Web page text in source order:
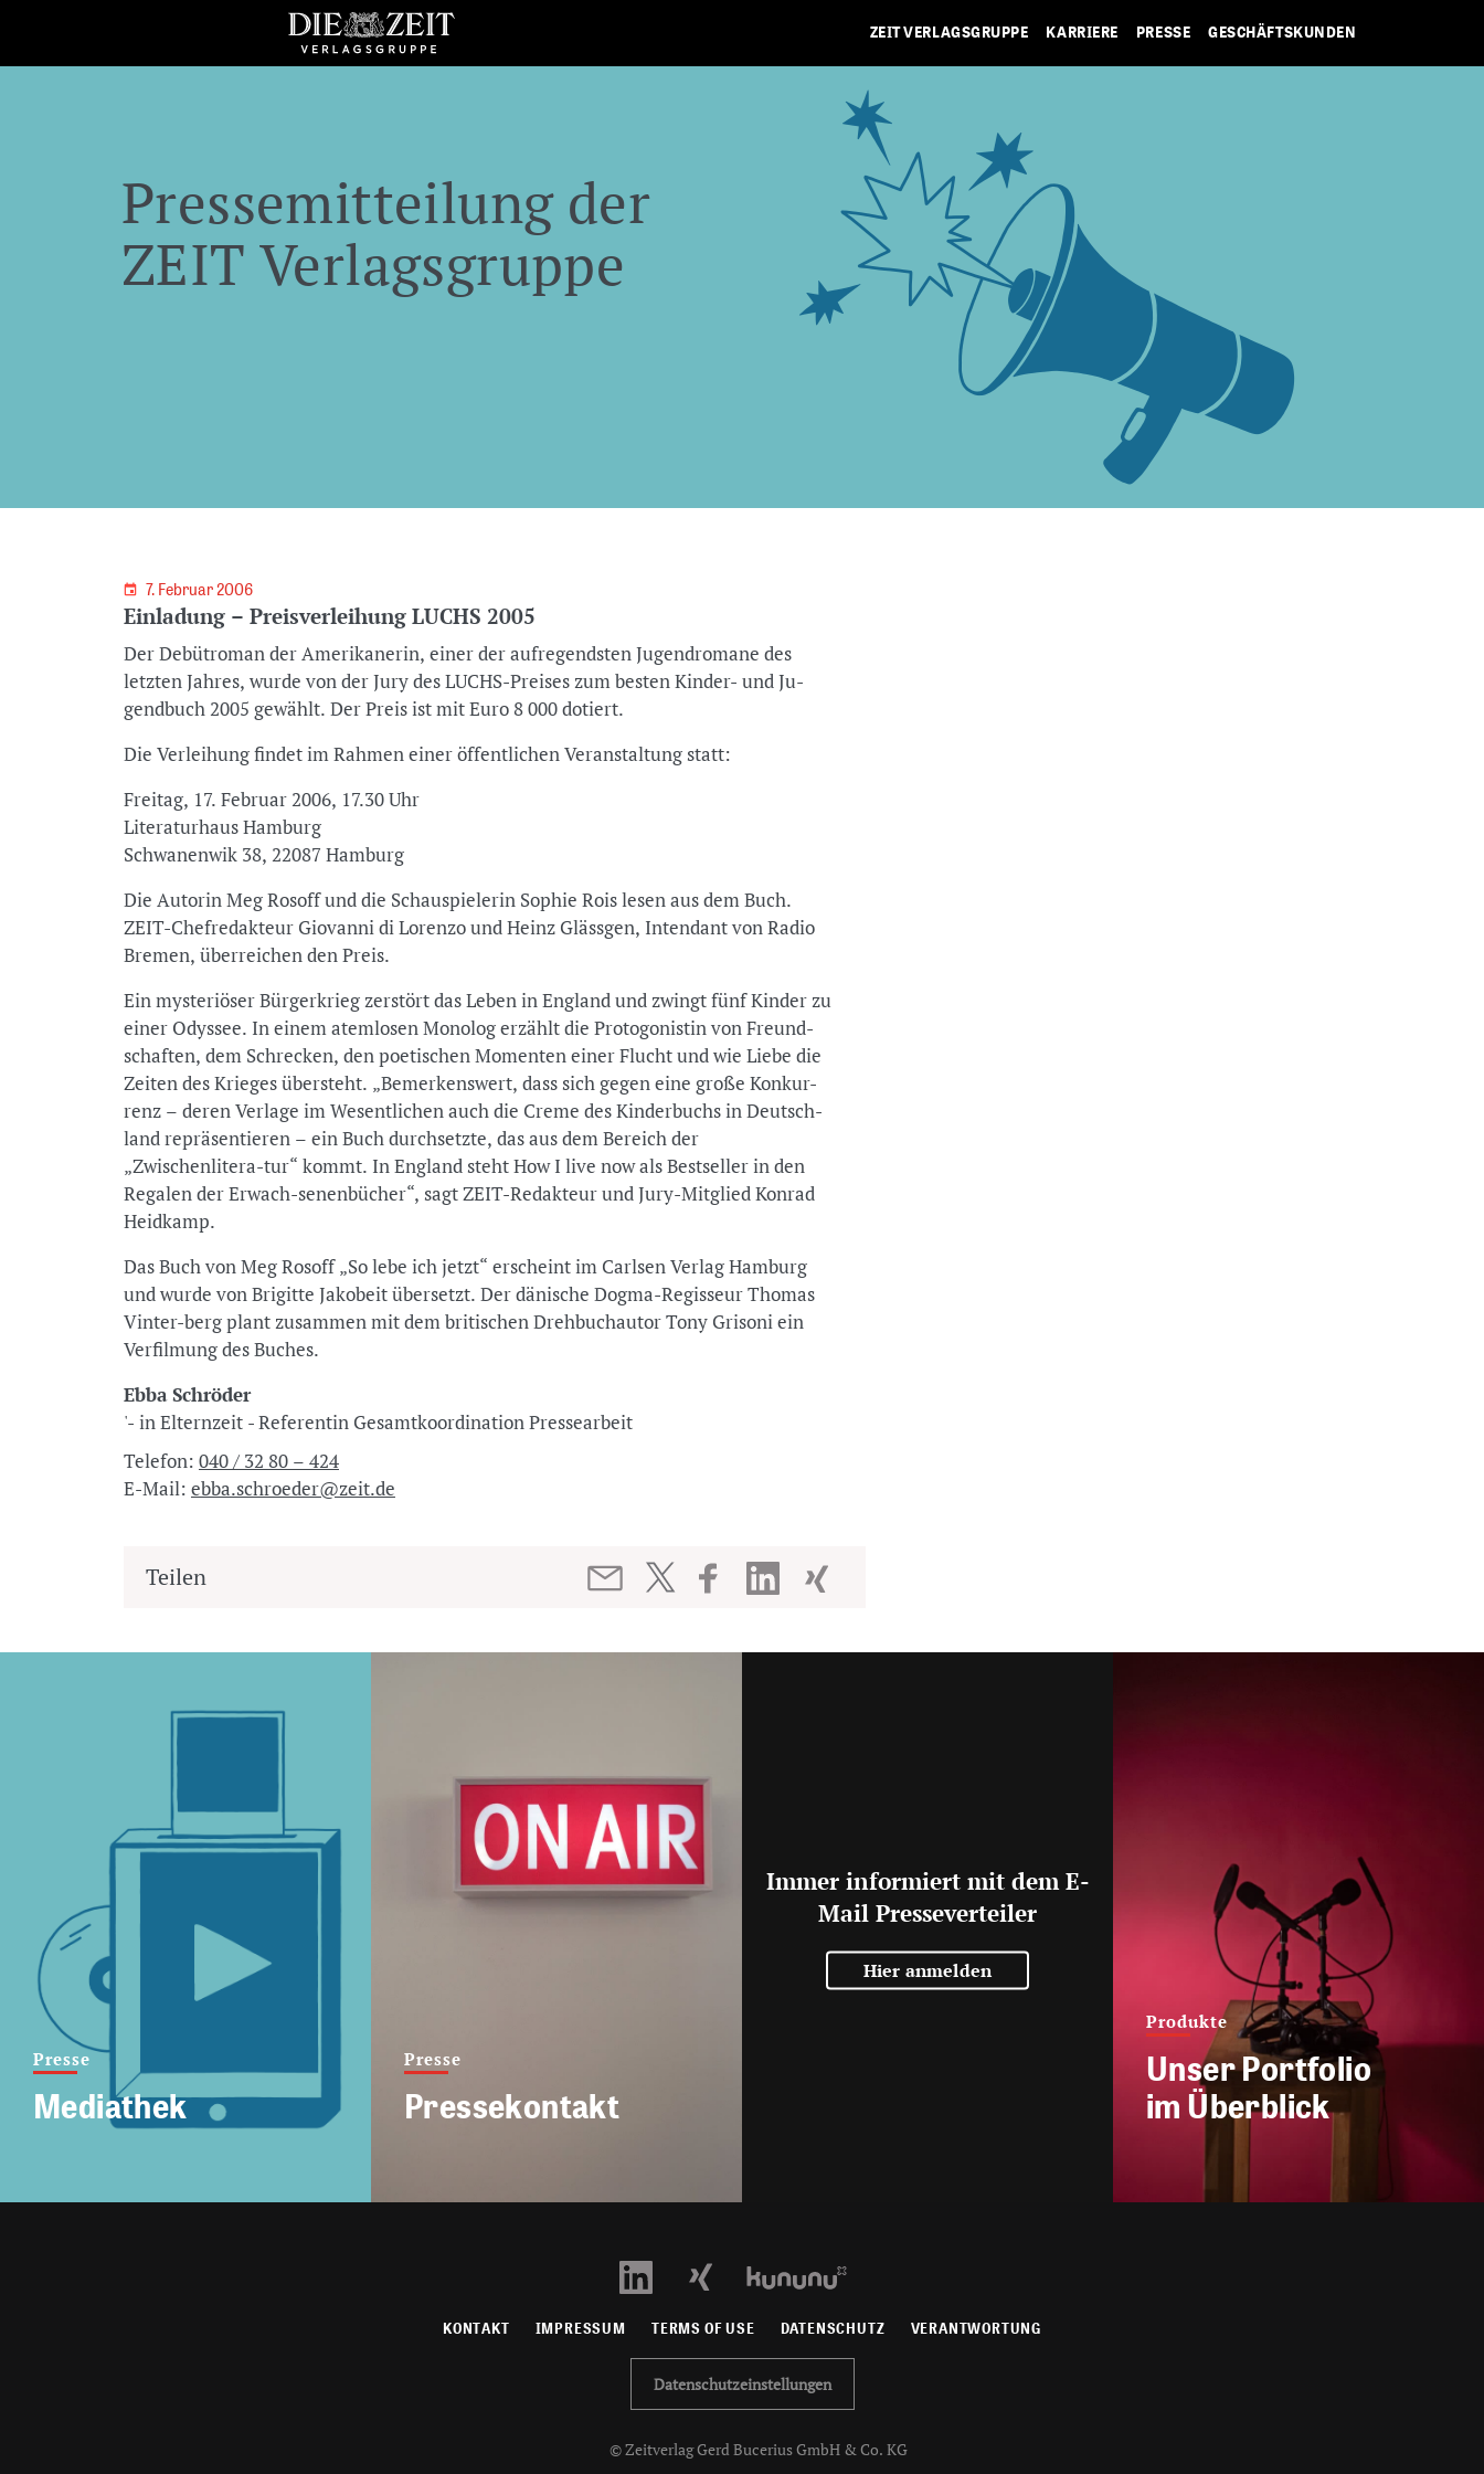
ZEIT VERLAGSGRUPPE KARRIERE PRESSE GESCHÄFTSKUNDEN
Pressemitteilung der
ZEIT Verlagsgruppe
7. Februar 2006
Einladung – Preisverleihung LUCHS 2005
Der Debütroman der Amerikanerin, einer der aufregendsten Jugendromane des
letzten Jahres, wurde von der Jury des LUCHS-Preises zum besten Kinder- und Ju-
gendbuch 2005 gewählt. Der Preis ist mit Euro 8 000 dotiert.
Die Verleihung findet im Rahmen einer öffentlichen Veranstaltung statt:
Freitag, 17. Februar 2006, 17.30 Uhr
Literaturhaus Hamburg
Schwanenwik 38, 22087 Hamburg
Die Autorin Meg Rosoff und die Schauspielerin Sophie Rois lesen aus dem Buch.
ZEIT-Chefredakteur Giovanni di Lorenzo und Heinz Glässgen, Intendant von Radio
Bremen, überreichen den Preis.
Ein mysteriöser Bürgerkrieg zerstört das Leben in England und zwingt fünf Kinder zu
einer Odyssee. In einem atemlosen Monolog erzählt die Protogonistin von Freund-
schaften, dem Schrecken, den poetischen Momenten einer Flucht und wie Liebe die
Zeiten des Krieges übersteht. „Bemerkenswert, dass sich gegen eine große Konkur-
renz – deren Verlage im Wesentlichen auch die Creme des Kinderbuchs in Deutsch-
land repräsentieren – ein Buch durchsetzte, das aus dem Bereich der
„Zwischenlitera-tur“ kommt. In England steht How I live now als Bestseller in den
Regalen der Erwach-senenbücher“, sagt ZEIT-Redakteur und Jury-Mitglied Konrad
Heidkamp.
Das Buch von Meg Rosoff „So lebe ich jetzt“ erscheint im Carlsen Verlag Hamburg
und wurde von Brigitte Jakobeit übersetzt. Der dänische Dogma-Regisseur Thomas
Vinter-berg plant zusammen mit dem britischen Drehbuchautor Tony Grisoni ein
Verfilmung des Buches.
Ebba Schröder
'- in Elternzeit - Referentin Gesamtkoordination Pressearbeit
Telefon: 040 / 32 80 – 424
E-Mail: ebba.schroeder@zeit.de
Teilen
Presse
Mediathek
Presse
Pressekontakt
Immer informiert mit dem E-
Mail Presseverteiler
Hier anmelden
Produkte
Unser Portfolio
im Überblick
KONTAKT IMPRESSUM TERMS OF USE DATENSCHUTZ VERANTWORTUNG
Datenschutzeinstellungen
© Zeitverlag Gerd Bucerius GmbH & Co. KG